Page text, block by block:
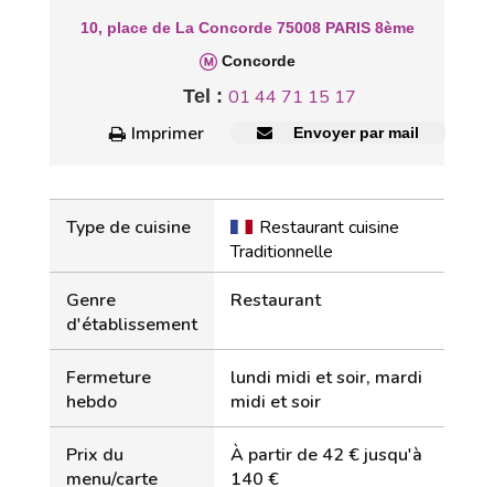
10, place de La Concorde 75008 PARIS 8ème
Concorde
Tel : 01 44 71 15 17
Imprimer
Envoyer par mail
Type de cuisine
Restaurant cuisine
Traditionnelle
Genre
d'établissement
Restaurant
Fermeture
hebdo
lundi midi et soir, mardi
midi et soir
Prix du
menu/carte
À partir de 42 € jusqu'à
140 €